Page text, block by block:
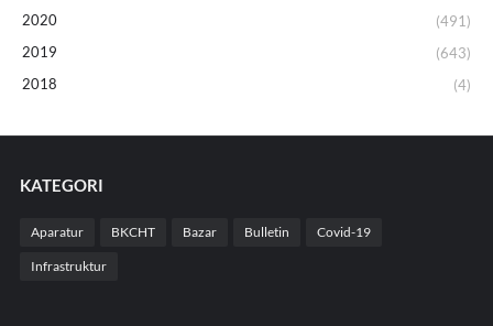
2020
(491)
2019
(643)
2018
(4)
KATEGORI
Aparatur BKCHT Bazar Bulletin Covid-19
Infrastruktur